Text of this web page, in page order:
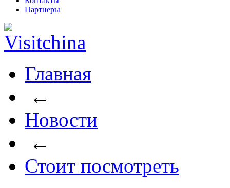
Партнеры
Главная
←
Новости
←
Стоит посмотреть